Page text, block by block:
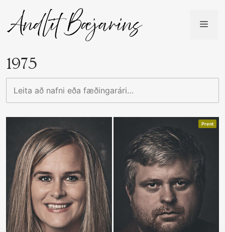
content
1975
að
fæðingarári…
Prent